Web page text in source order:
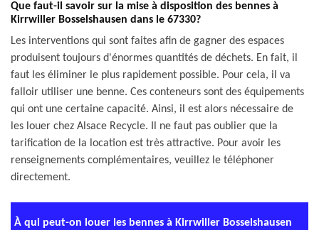
Que faut-il savoir sur la mise à disposition des bennes à
Kirrwiller Bosselshausen dans le 67330?
Les interventions qui sont faites afin de gagner des espaces
produisent toujours d'énormes quantités de déchets. En fait, il
faut les éliminer le plus rapidement possible. Pour cela, il va
falloir utiliser une benne. Ces conteneurs sont des équipements
qui ont une certaine capacité. Ainsi, il est alors nécessaire de
les louer chez Alsace Recycle. Il ne faut pas oublier que la
tarification de la location est très attractive. Pour avoir les
renseignements complémentaires, veuillez le téléphoner
directement.
À qui peut-on louer les bennes à Kirrwiller Bosselshausen